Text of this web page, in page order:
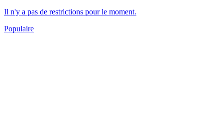
Il n'y a pas de restrictions pour le moment.
Populaire